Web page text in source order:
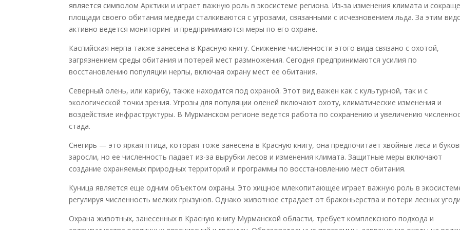
является символом Арктики и играет важную роль в экосистеме региона. Из-за изменения климата и
площади своего обитания медведи сталкиваются с угрозами, связанными с исчезновением льда. За этим
активно ведется мониторинг и предпринимаются меры по его охране.
Каспийская нерпа также занесена в Красную книгу. Снижение численности этого вида связано с охотой,
загрязнением среды обитания и потерей мест размножения. Сегодня предпринимаются усилия по
восстановлению популяции нерпы, включая охрану мест ее обитания.
Северный олень, или карибу, также находится под охраной. Этот вид важен как с культурной, так и с
экологической точки зрения. Угрозы для популяции оленей включают охоту, климатические изменения и
воздействие инфраструктуры. В Мурманском регионе ведется работа по сохранению и увеличению
стада.
Снегирь — это яркая птица, которая тоже занесена в Красную книгу, она предпочитает хвойные леса и
заросли, но ее численность падает из-за вырубки лесов и изменения климата. Защитные меры включают
создание охраняемых природных территорий и программы по восстановлению мест обитания.
Куница является еще одним объектом охраны. Это хищное млекопитающее играет важную роль в
регулируя численность мелких грызунов. Однако животное страдает от браконьерства и потери лесных
Охрана животных, занесенных в Красную книгу Мурманской области, требует комплексного подхода и